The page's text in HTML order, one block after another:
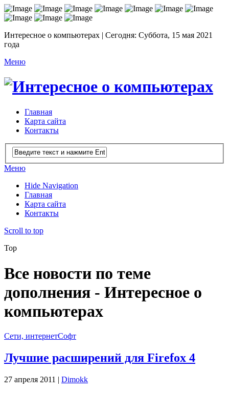
Интересное о компьютерах | Сегодня: Суббота, 15 мая 2021
года
Меню
Главная
Карта сайта
Контакты
Меню
Hide Navigation
Главная
Карта сайта
Контакты
Scroll to top
Top
Все новости по теме
дополнения - Интересное о
компьютерах
Сети, интернетСофт
Лучшие расширений для Firefox 4
27 апреля 2011 | Dimokk